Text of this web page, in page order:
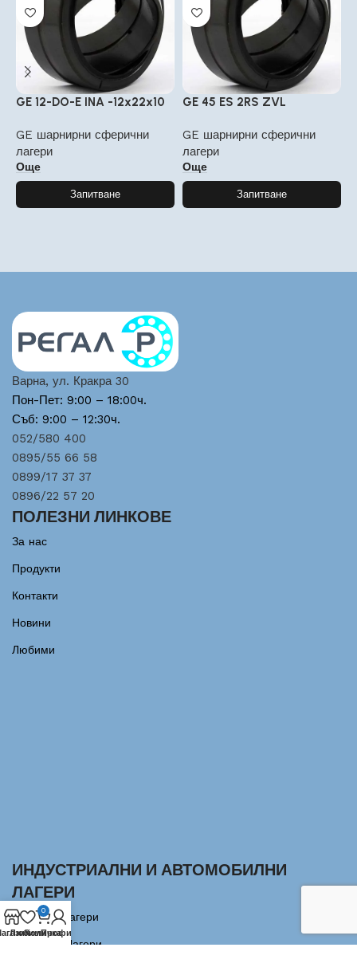
GE 12-DO-E INA -12x22x10
GE шарнирни сферични
лагери
Още
Запитване
GE 45 ES 2RS ZVL
GE шарнирни сферични
лагери
Още
Запитване
Варна, ул. Кракра 30
Пон-Пет: 9:00 – 18:00ч.
Съб: 9:00 – 12:30ч.
052/580 400
0895/55 66 58
0899/17 37 37
0896/22 57 20
ПОЛЕЗНИ ЛИНКОВЕ
За нас
Продукти
Контакти
Новини
Любими
ИНДУСТРИАЛНИ И АВТОМОБИЛНИ
ЛАГЕРИ
Сачмени лагери
Аксиални Лагери
Любими
0
Количка
Профил